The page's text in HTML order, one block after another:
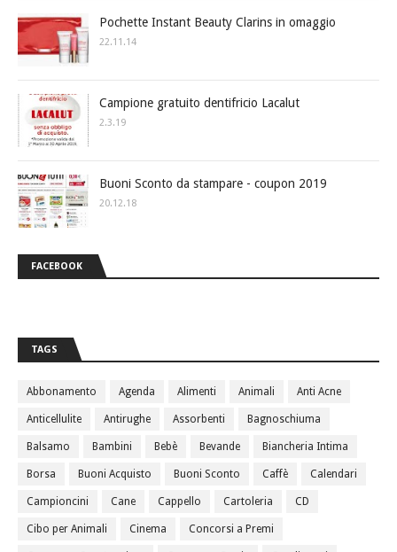
Pochette Instant Beauty Clarins in omaggio
22.11.14
Campione gratuito dentifricio Lacalut
2.3.19
Buoni Sconto da stampare - coupon 2019
20.12.18
FACEBOOK
TAGS
Abbonamento Agenda Alimenti Animali Anti Acne
Anticellulite Antirughe Assorbenti Bagnoschiuma
Balsamo Bambini Bebè Bevande Biancheria Intima
Borsa Buoni Acquisto Buoni Sconto Caffè Calendari
Campioncini Cane Cappello Cartoleria CD
Cibo per Animali Cinema Concorsi a Premi